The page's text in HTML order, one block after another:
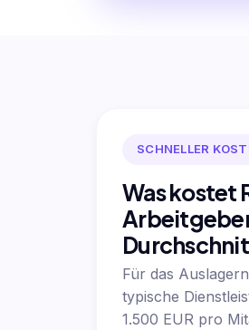
SCHNELLER
Was kostet
Für das
typische
1.500 EUR pro